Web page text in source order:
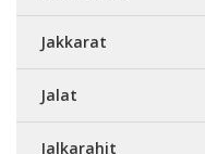
Jakkarat
Jalat
Jalkarahit